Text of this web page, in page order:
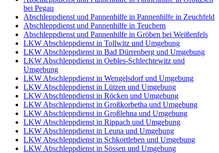
bei Pegau
Abschleppdienst und Pannenhilfe in Pannenhilfe in Zeuchfeld
Abschleppdienst und Pannenhilfe in Teuchern
Abschleppdienst und Pannenhilfe in Gröben bei Weißenfels
LKW Abschleppdienst in Tollwitz und Umgebung
LKW Abschleppdienst in Bad Dürrenberg und Umgebung
LKW Abschleppdienst in Oebles-Schlechtewitz und
Umgebung
LKW Abschleppdienst in Wengelsdorf und Umgebung
LKW Abschleppdienst in Lützen und Umgebung
LKW Abschleppdienst in Röcken und Umgebung
LKW Abschleppdienst in Großkorbetha und Umgebung
LKW Abschleppdienst in Großlehna und Umgebung
LKW Abschleppdienst in Rippach und Umgebung
LKW Abschleppdienst in Leuna und Umgebung
LKW Abschleppdienst in Schkortleben und Umgebung
LKW Abschleppdienst in Sössen und Umgebung